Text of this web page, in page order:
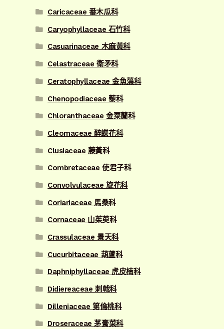
Caricaceae 番木瓜科
Caryophyllaceae 石竹科
Casuarinaceae 木麻黃科
Celastraceae 衛矛科
Ceratophyllaceae 金魚藻科
Chenopodiaceae 藜科
Chloranthaceae 金粟蘭科
Cleomaceae 醉蝶花科
Clusiaceae 藤黃科
Combretaceae 使君子科
Convolvulaceae 旋花科
Coriariaceae 馬桑科
Cornaceae 山茱萸科
Crassulaceae 景天科
Cucurbitaceae 葫蘆科
Daphniphyllaceae 虎皮楠科
Didiereaceae 刺戟科
Dilleniaceae 第倫桃科
Droseraceae 茅膏菜科